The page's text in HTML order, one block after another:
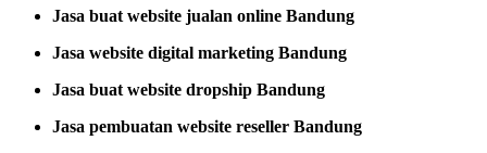
Jasa buat website jualan online Bandung
Jasa website digital marketing Bandung
Jasa buat website dropship Bandung
Jasa pembuatan website reseller Bandung